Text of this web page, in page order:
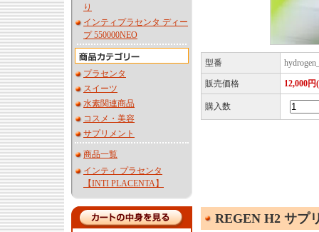
り
インティプラセンタ ディー
プ 550000NEO
プラセンタ
スイーツ
水素関連商品
コスメ・美容
サプリメント
商品一覧
インティ プラセンタ
【INTI PLACENTA】
型番
販売価格 12,000
購入数
REGEN H2 サプ